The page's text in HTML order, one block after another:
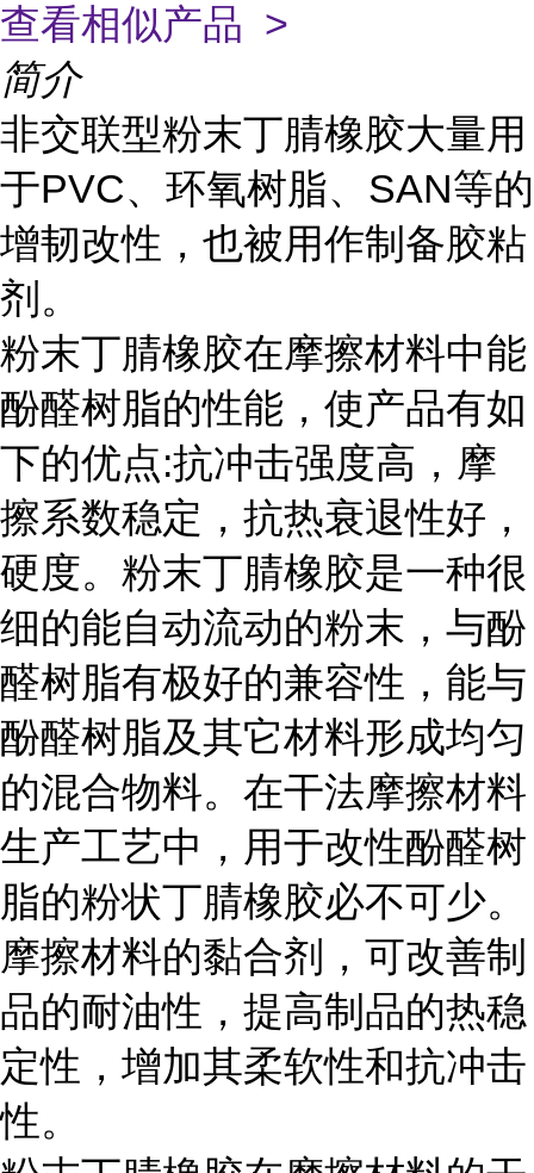
查看相似产品 >
简介
非交联型粉末丁腈橡胶大量用
于PVC、环氧树脂、SAN等的
增韧改性，也被用作制备胶粘
剂。
粉末丁腈橡胶在摩擦材料中能
酚醛树脂的性能，使产品有如
下的优点:抗冲击强度高，摩
擦系数稳定，抗热衰退性好，
硬度。粉末丁腈橡胶是一种很
细的能自动流动的粉末，与酚
醛树脂有极好的兼容性，能与
酚醛树脂及其它材料形成均匀
的混合物料。在干法摩擦材料
生产工艺中，用于改性酚醛树
脂的粉状丁腈橡胶必不可少。
摩擦材料的黏合剂，可改善制
品的耐油性，提高制品的热稳
定性，增加其柔软性和抗冲击
性。